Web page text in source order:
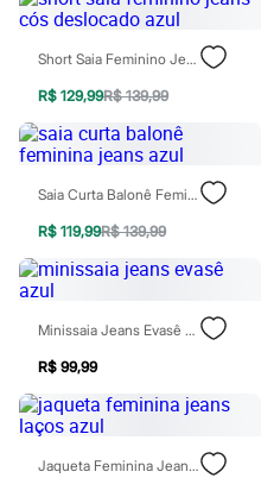
Todos os produtos
Infantil
Em alta
Arrumadinho para os meninos
Romântico para as meninas
Inverno
Novidades
Roupas menina
0 a 24 meses
1 a 5 anos
4 a 12 anos
Roupas menino
0 a 24 meses
4 a 12 anos
10 a 16 anos
Acessórios
Recém-nascido
Bolsas e Mochilas
Chapéus
Calçados
Short Saia Feminino Jeans Cós Deslocado Azul
R$ 129,99R$ 139,99
Saia Curta Balonê Feminina Jeans Azul
R$ 119,99R$ 139,99
Minissaia Jeans Evasê Azul
R$ 99,99
Jaqueta Feminina Jeans Laços Azul